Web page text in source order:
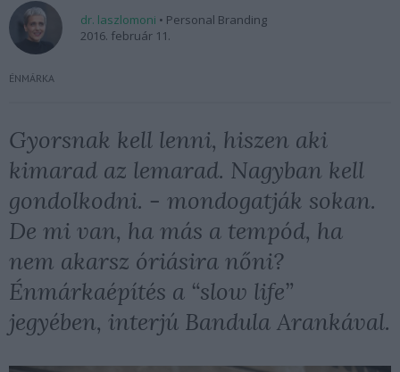
dr. laszlomoni • Personal Branding
2016. február 11.
ÉNMÁRKA
Gyorsnak kell lenni, hiszen aki
kimarad az lemarad. Nagyban kell
gondolkodni. - mondogatják sokan.
De mi van, ha más a tempód, ha
nem akarsz óriásira nőni?
Énmárkaépítés a “slow life”
jegyében, interjú Bandula Arankával.